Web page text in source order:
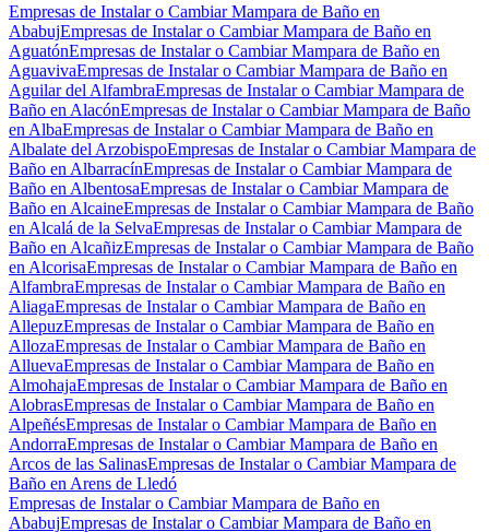
Empresas de Instalar o Cambiar Mampara de Baño en
AbabujEmpresas de Instalar o Cambiar Mampara de Baño en
AguatónEmpresas de Instalar o Cambiar Mampara de Baño en
AguavivaEmpresas de Instalar o Cambiar Mampara de Baño en
Aguilar del AlfambraEmpresas de Instalar o Cambiar Mampara de
Baño en AlacónEmpresas de Instalar o Cambiar Mampara de Baño
en AlbaEmpresas de Instalar o Cambiar Mampara de Baño en
Albalate del ArzobispoEmpresas de Instalar o Cambiar Mampara de
Baño en AlbarracínEmpresas de Instalar o Cambiar Mampara de
Baño en AlbentosaEmpresas de Instalar o Cambiar Mampara de
Baño en AlcaineEmpresas de Instalar o Cambiar Mampara de Baño
en Alcalá de la SelvaEmpresas de Instalar o Cambiar Mampara de
Baño en AlcañizEmpresas de Instalar o Cambiar Mampara de Baño
en AlcorisaEmpresas de Instalar o Cambiar Mampara de Baño en
AlfambraEmpresas de Instalar o Cambiar Mampara de Baño en
AliagaEmpresas de Instalar o Cambiar Mampara de Baño en
AllepuzEmpresas de Instalar o Cambiar Mampara de Baño en
AllozaEmpresas de Instalar o Cambiar Mampara de Baño en
AlluevaEmpresas de Instalar o Cambiar Mampara de Baño en
AlmohajaEmpresas de Instalar o Cambiar Mampara de Baño en
AlobrasEmpresas de Instalar o Cambiar Mampara de Baño en
AlpeñésEmpresas de Instalar o Cambiar Mampara de Baño en
AndorraEmpresas de Instalar o Cambiar Mampara de Baño en
Arcos de las SalinasEmpresas de Instalar o Cambiar Mampara de
Baño en Arens de Lledó
Empresas de Instalar o Cambiar Mampara de Baño en
AbabujEmpresas de Instalar o Cambiar Mampara de Baño en